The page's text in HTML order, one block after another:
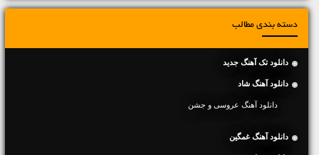
دسته بندی مطالب
دانلود تک آهنگ جدید
دانلود آهنگ شاد
دانلود آهنگ عروسی و جشن
دانلود آهنگ غمگین